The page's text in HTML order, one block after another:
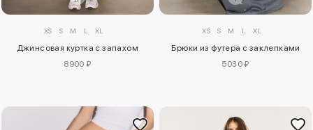
XS S M L XL
Джинсовая куртка с запахом
8900 ₽
XS S M L XL
Брюки из футера с заклепками
5030 ₽